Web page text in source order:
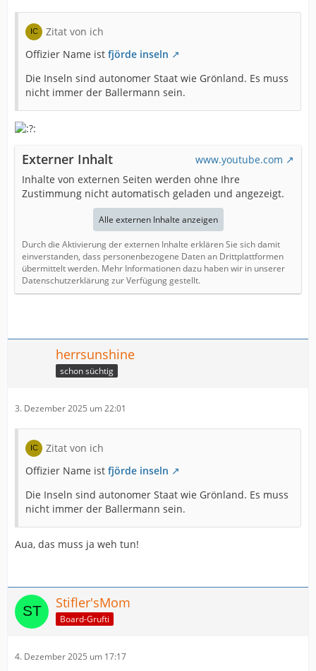
Zitat von ich
Offizier Name ist fjörde inseln
Die Inseln sind autonomer Staat wie Grönland. Es muss
nicht immer der Ballermann sein.
Externer Inhalt
www.youtube.com
Inhalte von externen Seiten werden ohne Ihre
Zustimmung nicht automatisch geladen und angezeigt.
Alle externen Inhalte anzeigen
Durch die Aktivierung der externen Inhalte erklären Sie sich damit
einverstanden, dass personenbezogene Daten an Drittplattformen
übermittelt werden. Mehr Informationen dazu haben wir in unserer
Datenschutzerklärung zur Verfügung gestellt.
herrsunshine
schon süchtig
3. Dezember 2025 um 22:01
Zitat von ich
Offizier Name ist fjörde inseln
Die Inseln sind autonomer Staat wie Grönland. Es muss
nicht immer der Ballermann sein.
Aua, das muss ja weh tun!
Stifler'sMom
Board-Grufti
4. Dezember 2025 um 17:17